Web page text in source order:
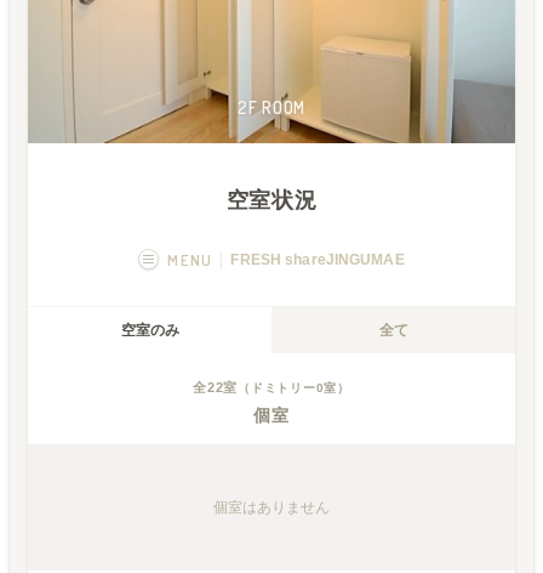
1F ROOM
2F ROOM
4F ROOM
4F ROOM
1F ROOM
1F ROOM
1F ROOM
4F ROOM
1F ROOM
2F ROOM
空室状況
MENU FRESH shareJINGUMAE
空室のみ 全て
全22室 （ドミトリー0室）
個室
個室はありません